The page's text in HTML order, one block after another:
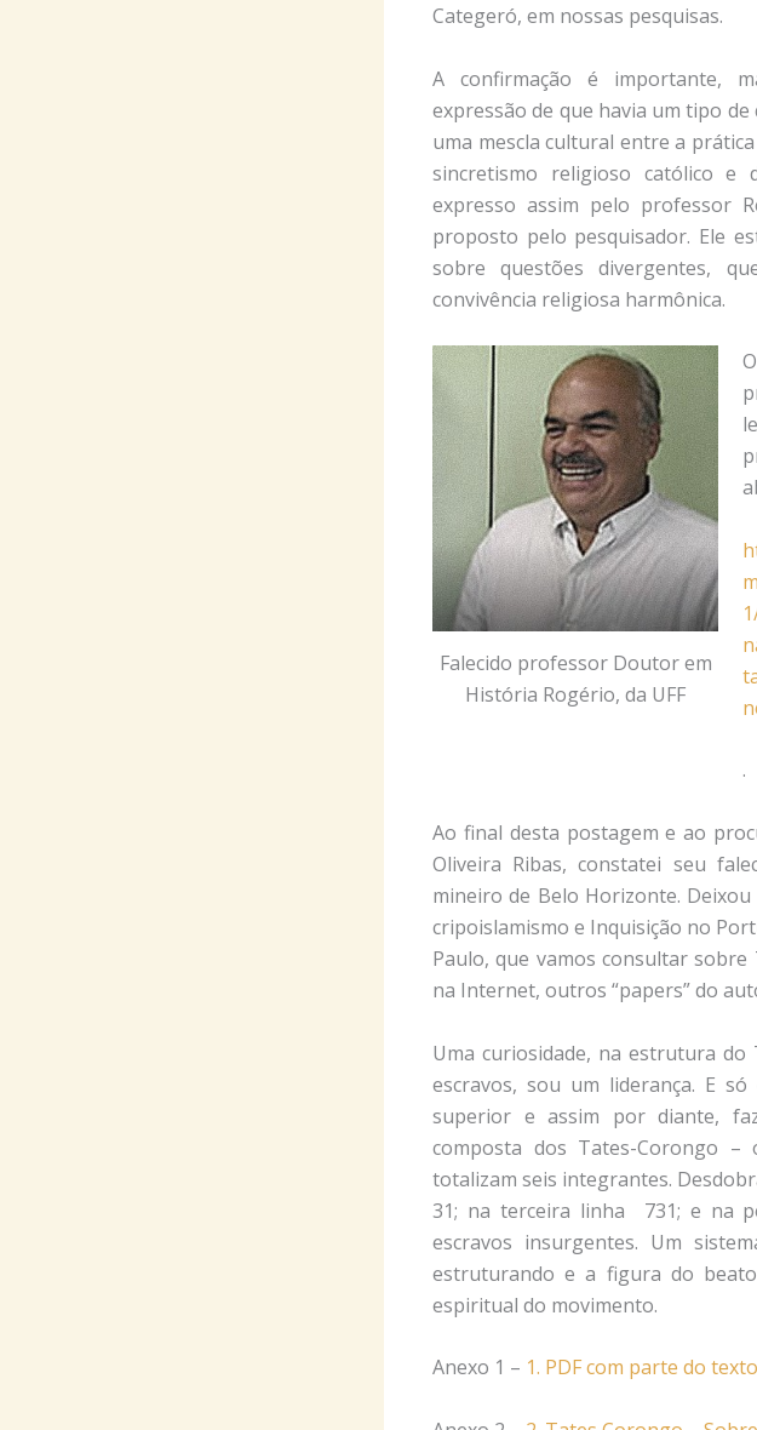
Categeró, em nossas pesquisas.
A confirmação é importante,
expressão de que havia um tipo
uma mescla cultural entre a
sincretismo religioso católico e
expresso assim pelo professor
proposto pelo pesquisador. Ele
sobre questões divergentes,
convivência religiosa harmônica.
Falecido professor Doutor em
História Rogério, da UFF
.
Ao final desta postagem e ao
Oliveira Ribas, constatei seu
mineiro de Belo Horizonte.
cripoislamismo e Inquisição no
Paulo, que vamos consultar
na Internet, outros “papers” do
Uma curiosidade, na estrutura
escravos, sou um liderança. E
superior e assim por diante,
composta dos Tates-Corongo
totalizam seis integrantes.
31; na terceira linha 731; e na
escravos insurgentes. Um
estruturando e a figura do
espiritual do movimento.
Anexo 1 – 1. PDF com parte do